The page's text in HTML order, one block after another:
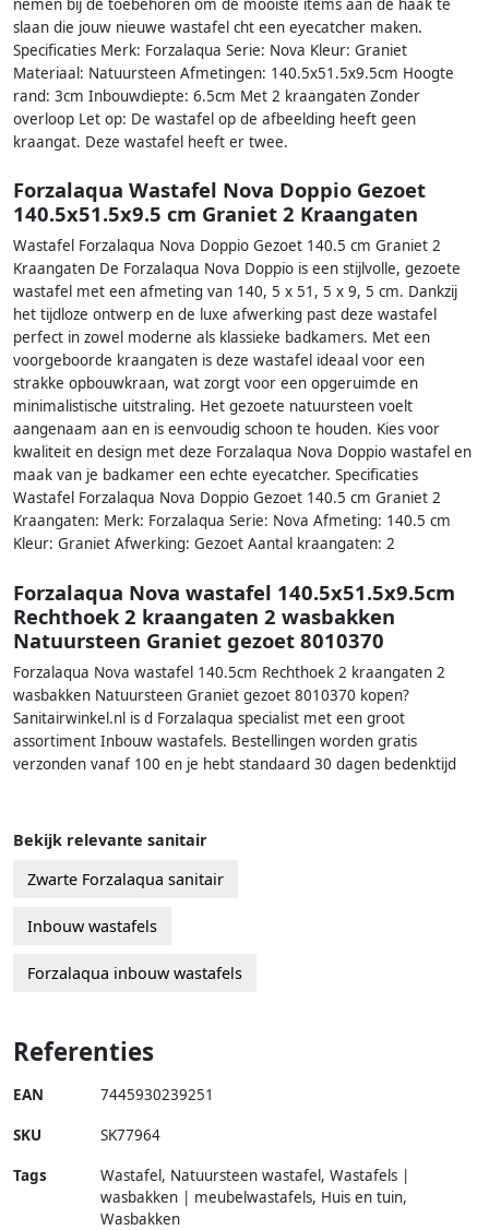
nemen bij de toebehoren om de mooiste items aan de haak te
slaan die jouw nieuwe wastafel cht een eyecatcher maken.
Specificaties Merk: Forzalaqua Serie: Nova Kleur: Graniet
Materiaal: Natuursteen Afmetingen: 140.5x51.5x9.5cm Hoogte
rand: 3cm Inbouwdiepte: 6.5cm Met 2 kraangaten Zonder
overloop Let op: De wastafel op de afbeelding heeft geen
kraangat. Deze wastafel heeft er twee.
Forzalaqua Wastafel Nova Doppio Gezoet
140.5x51.5x9.5 cm Graniet 2 Kraangaten
Wastafel Forzalaqua Nova Doppio Gezoet 140.5 cm Graniet 2
Kraangaten De Forzalaqua Nova Doppio is een stijlvolle, gezoete
wastafel met een afmeting van 140, 5 x 51, 5 x 9, 5 cm. Dankzij
het tijdloze ontwerp en de luxe afwerking past deze wastafel
perfect in zowel moderne als klassieke badkamers. Met een
voorgeboorde kraangaten is deze wastafel ideaal voor een
strakke opbouwkraan, wat zorgt voor een opgeruimde en
minimalistische uitstraling. Het gezoete natuursteen voelt
aangenaam aan en is eenvoudig schoon te houden. Kies voor
kwaliteit en design met deze Forzalaqua Nova Doppio wastafel en
maak van je badkamer een echte eyecatcher. Specificaties
Wastafel Forzalaqua Nova Doppio Gezoet 140.5 cm Graniet 2
Kraangaten: Merk: Forzalaqua Serie: Nova Afmeting: 140.5 cm
Kleur: Graniet Afwerking: Gezoet Aantal kraangaten: 2
Forzalaqua Nova wastafel 140.5x51.5x9.5cm
Rechthoek 2 kraangaten 2 wasbakken
Natuursteen Graniet gezoet 8010370
Forzalaqua Nova wastafel 140.5cm Rechthoek 2 kraangaten 2
wasbakken Natuursteen Graniet gezoet 8010370 kopen?
Sanitairwinkel.nl is d Forzalaqua specialist met een groot
assortiment Inbouw wastafels. Bestellingen worden gratis
verzonden vanaf 100 en je hebt standaard 30 dagen bedenktijd
Bekijk relevante sanitair
Zwarte Forzalaqua sanitair
Inbouw wastafels
Forzalaqua inbouw wastafels
Referenties
EAN 7445930239251
SKU SK77964
Tags
Wastafel, Natuursteen wastafel, Wastafels |
wasbakken | meubelwastafels, Huis en tuin,
Wasbakken